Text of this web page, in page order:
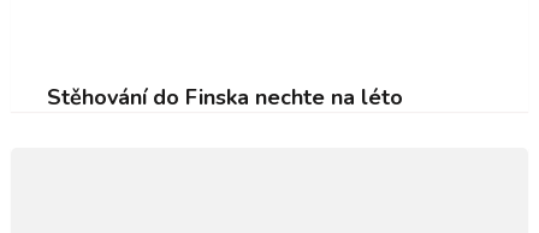
Stěhování do Finska nechte na léto